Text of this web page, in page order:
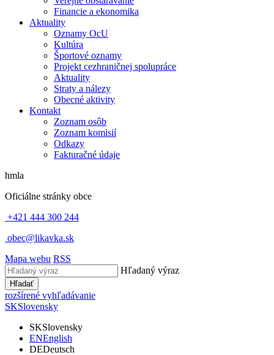
Financie a ekonomika
Aktuality
Oznamy OcU
Kultúra
Športové oznamy
Projekt cezhraničnej spolupráce
Aktuality
Straty a nálezy
Obecné aktivity
Kontakt
Zoznam osôb
Zoznam komisií
Odkazy
Fakturačné údaje
hmla
Oficiálne stránky obce
+421 444 300 244
obec@likavka.sk
Mapa webu RSS
Hľadaný výraz
Hľadať
rozšírené vyhľadávanie
SKSlovensky
SKSlovensky
ENEnglish
DEDeutsch